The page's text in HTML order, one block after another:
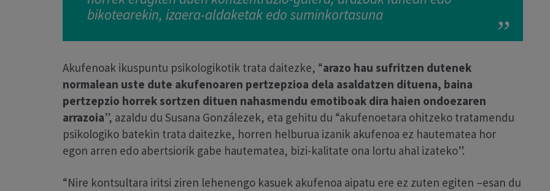
bikotearekin, izaera-aldaketak edo suminkortasuna
Akufenoak ikuspuntu psikologikotik trata daitezke, “arazo hau sufritzen dutenek
normalean uste dute akufenoaren pertzepzioa dela asaldatzen dituena, baina
pertzepzio horrek sortzen dituen nahasmendu emotiboak dira haien ondoezaren
arrazoia”, azaldu du Susana Gonzálezek, eta gehitu du “akufenoetara ohitzeko tratamendu
psikologiko batekin trata daitezke, horren helburua izanik akufenoa ez hautematea hor
egon arren edo abertsiorik gabe hautematea, bizi-kalitate ona lortu ahal izateko”.
“Nire kontsultara iritsi ziren lehenengo kasuek akufenoa aipatu ere ez zuten egiten –esan du